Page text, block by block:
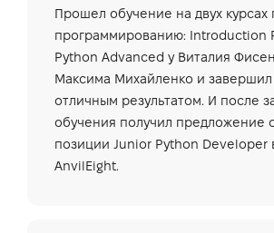
Прошел обучение на двух курсах
программированию: Introduction
Python Advanced у Виталия
Максима Михайленко и завершил
отличным результатом. И после
обучения получил предложение
позиции Junior Python Developer
AnvilEight.